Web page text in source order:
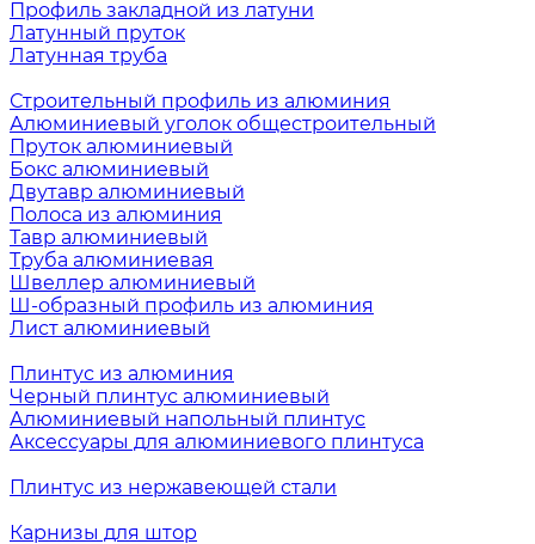
Профиль закладной из латуни
Латунный пруток
Латунная труба
Строительный профиль из алюминия
Алюминиевый уголок общестроительный
Пруток алюминиевый
Бокс алюминиевый
Двутавр алюминиевый
Полоса из алюминия
Тавр алюминиевый
Труба алюминиевая
Швеллер алюминиевый
Ш-образный профиль из алюминия
Лист алюминиевый
Плинтус из алюминия
Черный плинтус алюминиевый
Алюминиевый напольный плинтус
Аксессуары для алюминиевого плинтуса
Плинтус из нержавеющей стали
Карнизы для штор